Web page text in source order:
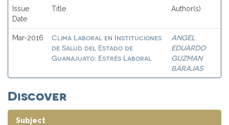
Issue
Date
Title Author(s)
Mar-2016
Clima Laboral en Instituciones
de Salud del Estado de
Guanajuato: Estrés Laboral
ANGEL
EDUARDO
GUZMAN
BARAJAS
Discover
Subject